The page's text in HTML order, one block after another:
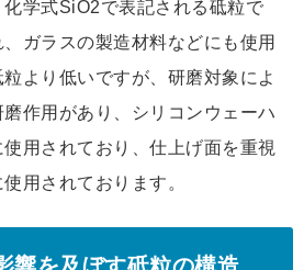
学式SiO2で表記される砥粒で
ガラスの製造材料などにも使用
より低いですが、研磨対象によ
作用があり、シリコンウェーハ
用されており、仕上げ面を重視
用されております。